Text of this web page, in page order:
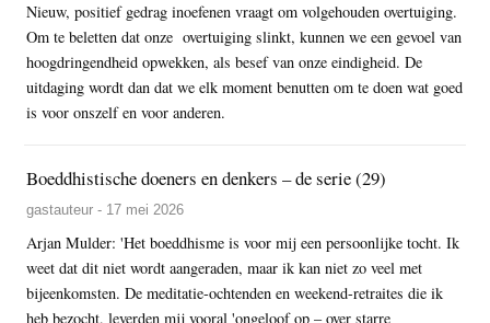
Nieuw, positief gedrag inoefenen vraagt om volgehouden overtuiging.
Om te beletten dat onze overtuiging slinkt, kunnen we een gevoel van
hoogdringendheid opwekken, als besef van onze eindigheid. De
uitdaging wordt dan dat we elk moment benutten om te doen wat goed
is voor onszelf en voor anderen.
Boeddhistische doeners en denkers – de serie (29)
gastauteur - 17 mei 2026
Arjan Mulder: 'Het boeddhisme is voor mij een persoonlijke tocht. Ik
weet dat dit niet wordt aangeraden, maar ik kan niet zo veel met
bijeenkomsten. De meditatie-ochtenden en weekend-retraites die ik
heb bezocht, leverden mij vooral 'ongeloof op – over starre